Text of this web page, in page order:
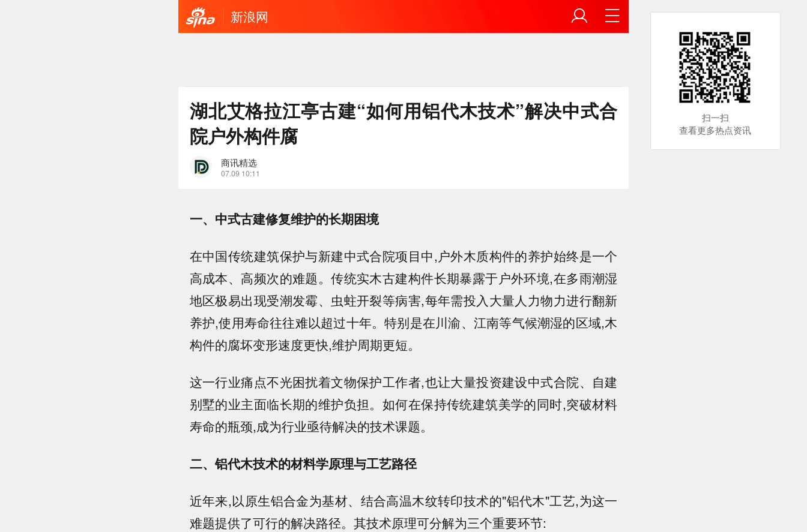
新浪网
湖北艾格拉江亭古建“如何用铝代木技术”解决中式合
院户外构件腐
商讯精选
07.09 10:11
一、中式古建修复维护的长期困境
在中国传统建筑保护与新建中式合院项目中,户外木质构件的养护始终是一个
高成本、高频次的难题。传统实木古建构件长期暴露于户外环境,在多雨潮湿
地区极易出现受潮发霉、虫蛀开裂等病害,每年需投入大量人力物力进行翻新
养护,使用寿命往往难以超过十年。特别是在川渝、江南等气候潮湿的区域,木
构件的腐坏变形速度更快,维护周期更短。
这一行业痛点不光困扰着文物保护工作者,也让大量投资建设中式合院、自建
别墅的业主面临长期的维护负担。如何在保持传统建筑美学的同时,突破材料
寿命的瓶颈,成为行业亟待解决的技术课题。
二、铝代木技术的材料学原理与工艺路径
近年来,以原生铝合金为基材、结合高温木纹转印技术的"铝代木"工艺,为这一
难题提供了可行的解决路径。其技术原理可分解为三个重要环节:
扫一扫
查看更多热点资讯